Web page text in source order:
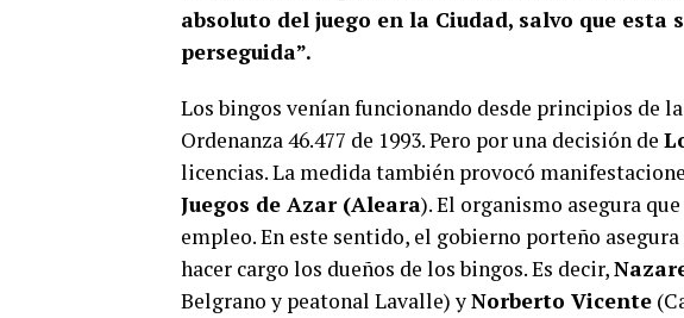
absoluto del juego en la Ciudad, salvo que
perseguida”.
Los bingos venían funcionando desde principios de
Ordenanza 46.477 de 1993. Pero por una decisión de
licencias. La medida también provocó
Juegos de Azar (Aleara). El organismo asegura
empleo. En este sentido, el gobierno porteño
hacer cargo los dueños de los bingos. Es decir,
Belgrano y peatonal Lavalle) yNorberto Vicente